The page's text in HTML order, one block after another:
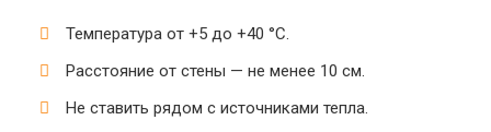
Температура от +5 до +40 °C.
Расстояние от стены — не менее 10 см.
Не ставить рядом с источниками тепла.